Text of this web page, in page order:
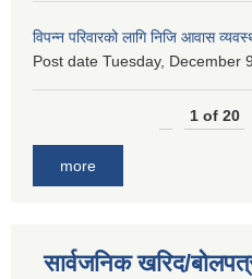
विपन्न परिवारको लागि निजि आवास
Post date Tuesday, December
1 of 20
more
सार्वजनिक खरिद/